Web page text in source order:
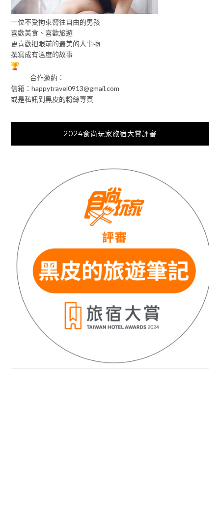
一位不受拘束嚮往自由的男孩
喜歡美食、喜歡旅遊
更喜歡把眼前的最美的人事物
撰寫成有溫度的故事
合作邀約：
信箱：happytravel0913@gmail.com
或是私訊到黑皮的粉絲專頁
2024食尚玩家旅宿大賞評審